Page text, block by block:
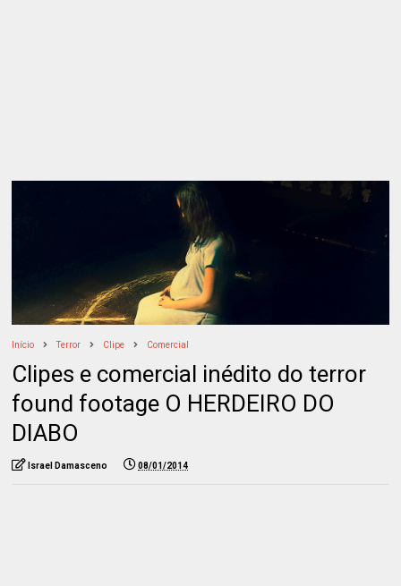
Início Terror Clipe Comercial
Clipes e comercial inédito do terror
found footage O HERDEIRO DO
DIABO
Israel Damasceno 08/01/2014